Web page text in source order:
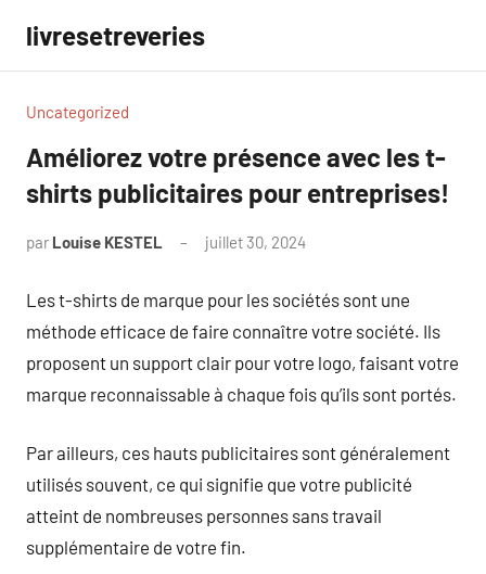
contenu
livresetreveries
Uncategorized
Améliorez votre présence avec les t-
shirts publicitaires pour entreprises!
par Louise KESTEL juillet 30, 2024
Les t-shirts de marque pour les sociétés sont une
méthode efficace de faire connaître votre société. Ils
proposent un support clair pour votre logo, faisant votre
marque reconnaissable à chaque fois qu’ils sont portés.
Par ailleurs, ces hauts publicitaires sont généralement
utilisés souvent, ce qui signifie que votre publicité
atteint de nombreuses personnes sans travail
supplémentaire de votre fin.